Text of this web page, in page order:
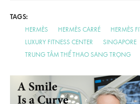
TAGS:
HERMÈS HERMÈS CARRÉ HERMÈS FIT
LUXURY FITNESS CENTER
SINGAPORE
TRUNG TÂM THỂ THAO SANG TRỌNG